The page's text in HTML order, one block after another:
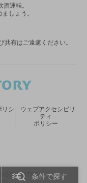
条件で探す
運転。
しょう。
有はご遠慮ください。
LIMITED.
リシ
ウェブアクセシビリ
ティ
ポリシー
いウィンドウで開く